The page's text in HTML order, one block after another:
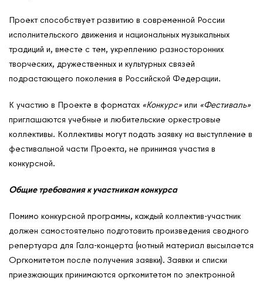
Проект способствует развитию в современной России
исполнительского движения и национальных музыкальных
традиций и, вместе с тем, укреплению разносторонних
творческих, дружественных и культурных связей
подрастающего поколения в Российской Федерации.
К участию в Проекте в форматах «Конкурс»или «Фестиваль»
приглашаются учебные и любительские оркестровые
коллективы. Коллективы могут подать заявку на выступление в
фестивальной части Проекта, не принимая участия в
конкурсной.
Общие требования к участникам конкурса
Помимо конкурсной программы, каждый коллектив-участник
должен самостоятельно подготовить произведения сводного
репертуара для Гала-концерта (нотный материал высылается
Оргкомитетом после получения заявки). Заявки и списки
приезжающих принимаются оргкомитетом по электронной